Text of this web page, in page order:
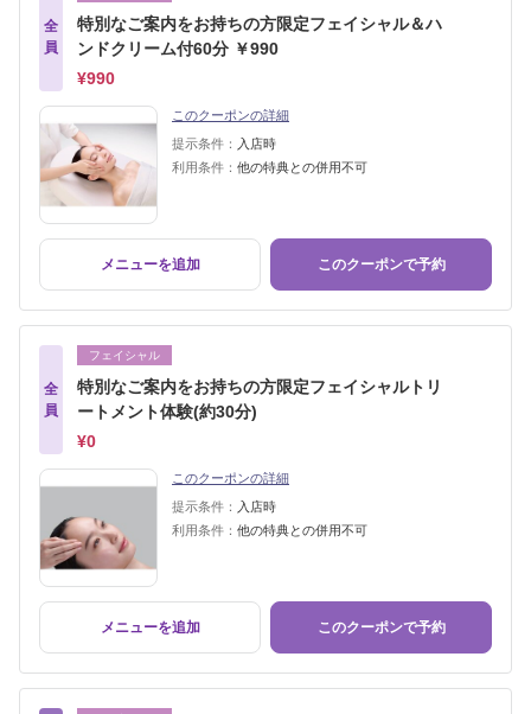
全
員
特別なご案内をお持ちの方限定フェイシャル＆ハ
ンドクリーム付60分 ￥990
¥990
このクーポンの詳細
提示条件：
入店時
利用条件： 他の特典との併用不可
メニューを追加 このクーポンで予約
全
員
フェイシャル
特別なご案内をお持ちの方限定フェイシャルトリ
ートメント体験(約30分)
¥0
このクーポンの詳細
提示条件：
入店時
利用条件： 他の特典との併用不可
メニューを追加 このクーポンで予約